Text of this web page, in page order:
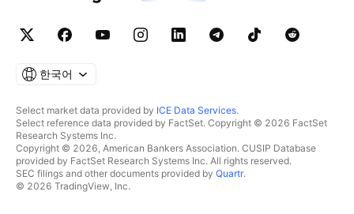
한국어
Select market data provided by ICE Data Services.
Select reference data provided by FactSet. Copyright © 2026 FactSet
Research Systems Inc.
Copyright © 2026, American Bankers Association. CUSIP Database
provided by FactSet Research Systems Inc. All rights reserved.
SEC filings and other documents provided by Quartr.
© 2026 TradingView, Inc.